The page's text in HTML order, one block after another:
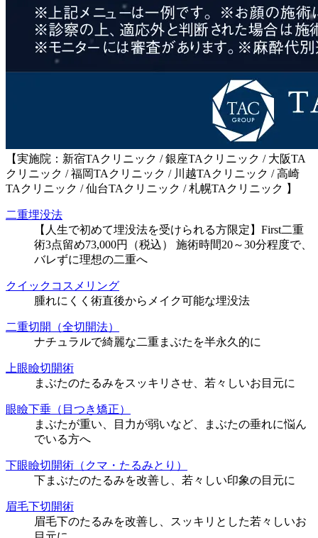
【実施院：新宿TAクリニック / 銀座TAクリニック / 大阪TA
クリニック / 福岡TAクリニック / 川越TAクリニック / 高崎
TAクリニック / 仙台TAクリニック / 札幌TAクリニック 】
二重埋没法
【人生で初めて埋没法を受けられる方限定】First二重
術3点留め73,000円（税込） 施術時間20～30分程度で、
バレずに理想の二重へ
クイックコスメリング
腫れにくく術直後からメイク可能な埋没法
二重切開（全切開法）
ナチュラルで綺麗な二重まぶたを半永久的に
上眼瞼切開術
まぶたのたるみをスッキリさせ、若々しいお目元に
眼瞼下垂（目つき矯正）
まぶたが重い、目力が弱いなど、まぶたの垂れに悩ん
でいる方へ
下眼瞼切開術（クマ・たるみとり）
下まぶたのたるみを改善し、若々しい印象の目元に
眉毛下切開術
眉毛下のたるみを改善し、スッキリとした若々しいお